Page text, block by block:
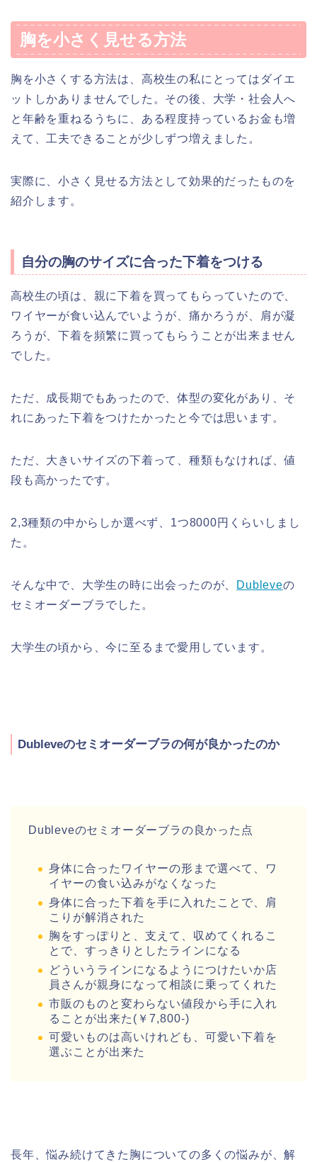
胸を小さく見せる方法
胸を小さくする方法は、高校生の私にとってはダイエ
ットしかありませんでした。その後、大学・社会人へ
と年齢を重ねるうちに、ある程度持っているお金も増
えて、工夫できることが少しずつ増えました。
実際に、小さく見せる方法として効果的だったものを
紹介します。
自分の胸のサイズに合った下着をつける
高校生の頃は、親に下着を買ってもらっていたので、
ワイヤーが食い込んでいようが、痛かろうが、肩が凝
ろうが、下着を頻繁に買ってもらうことが出来ません
でした。
ただ、成長期でもあったので、体型の変化があり、そ
れにあった下着をつけたかったと今では思います。
ただ、大きいサイズの下着って、種類もなければ、値
段も高かったです。
2,3種類の中からしか選べず、1つ8000円くらいしまし
た。
そんな中で、大学生の時に出会ったのが、 Dubleveの
セミオーダーブラでした。
大学生の頃から、今に至るまで愛用しています。
Dubleveのセミオーダーブラの何が良かったのか
Dubleveのセミオーダーブラの良かった点
身体に合ったワイヤーの形まで選べて、ワ
イヤーの食い込みがなくなった
身体に合った下着を手に入れたことで、肩
こりが解消された
胸をすっぽりと、支えて、収めてくれるこ
とで、すっきりとしたラインになる
どういうラインになるようにつけたいか店
員さんが親身になって相談に乗ってくれた
市販のものと変わらない値段から手に入れ
ることが出来た(￥7,800-)
可愛いものは高いけれども、可愛い下着を
選ぶことが出来た
長年、悩み続けてきた胸についての多くの悩みが、解